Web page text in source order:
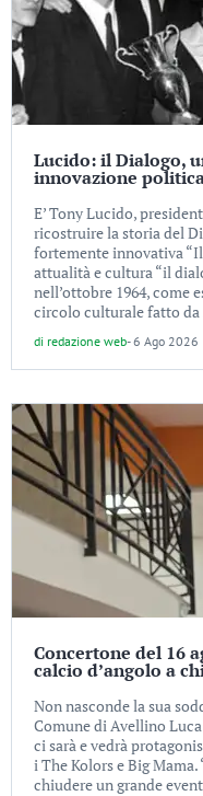
Lucido: il Dialogo,
innovazione
E’ Tony Lucido,
ricostruire la storia del
fortemente innovativa
attualità e cultura “il
nell’ottobre 1964, come
circolo culturale fatto
di redazione web-6 Ago 2026
Concertone del 16
calcio d’angolo a
Non nasconde la sua
Comune di Avellino
ci sarà e vedrà
i The Kolors e Big
chiudere un grande